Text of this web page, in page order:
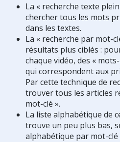
La « recherche texte
chercher tous les mots
dans les textes.
La « recherche par mot-
résultats plus ciblés :
chaque vidéo, des «
qui correspondent aux
Par cette technique de
trouver tous les articles
mot-clé ».
La liste alphabétique de
trouve un peu plus bas,
alphabétique par mot-clé